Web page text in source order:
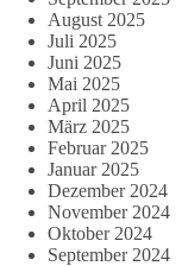
August 2025
Juli 2025
Juni 2025
Mai 2025
April 2025
März 2025
Februar 2025
Januar 2025
Dezember 2024
November 2024
Oktober 2024
September 2024